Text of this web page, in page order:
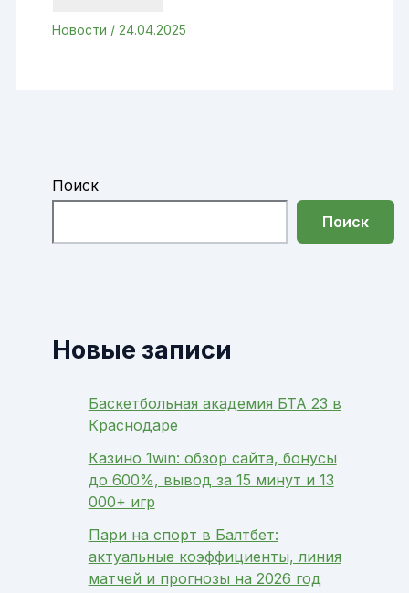
Новости / 24.04.2025
Поиск
Поиск
Новые записи
Баскетбольная академия БТА 23 в
Краснодаре
Казино 1win: обзор сайта, бонусы
до 600%, вывод за 15 минут и 13
000+ игр
Пари на спорт в Балтбет:
актуальные коэффициенты, линия
матчей и прогнозы на 2026 год